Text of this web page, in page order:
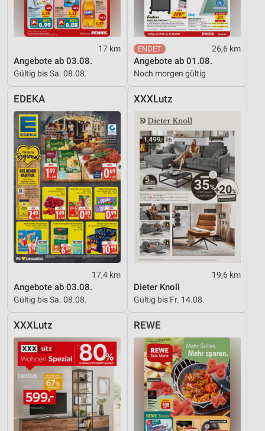
17 km
Angebote ab 03.08.
Gültig bis Sa. 08.08.
26,6 km
Angebote ab 01.08.
Noch morgen gültig
EDEKA
17,4 km
Angebote ab 03.08.
Gültig bis Sa. 08.08.
XXXLutz
19,6 km
Dieter Knoll
Gültig bis Fr. 14.08.
XXXLutz REWE